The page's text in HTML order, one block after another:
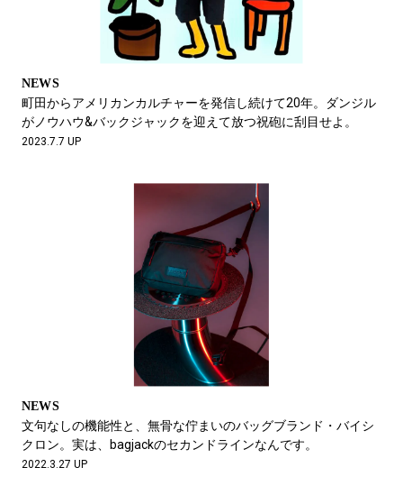
#GH 銘品の所以 #フイナムのYouTube
#Commune H #FOCUS IT #AH.H
#ととけん #FASHION #MUSIC #MOVIE
#LIFESTYLE
#SPORTS #HANDSOME HANDBOOK
NEWS
町田からアメリカンカルチャーを発信し続けて20年。ダンジル
がノウハウ&バックジャックを迎えて放つ祝砲に刮目せよ。
2023.7.7 UP
NEWS
文句なしの機能性と、無骨な佇まいのバッグブランド・バイシ
クロン。実は、bagjackのセカンドラインなんです。
2022.3.27 UP